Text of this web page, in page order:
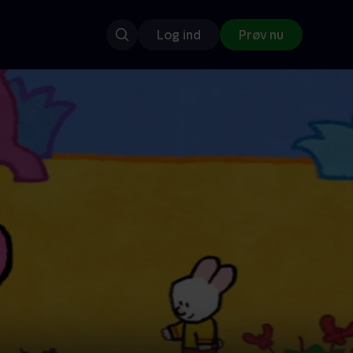
Log ind Prøv nu